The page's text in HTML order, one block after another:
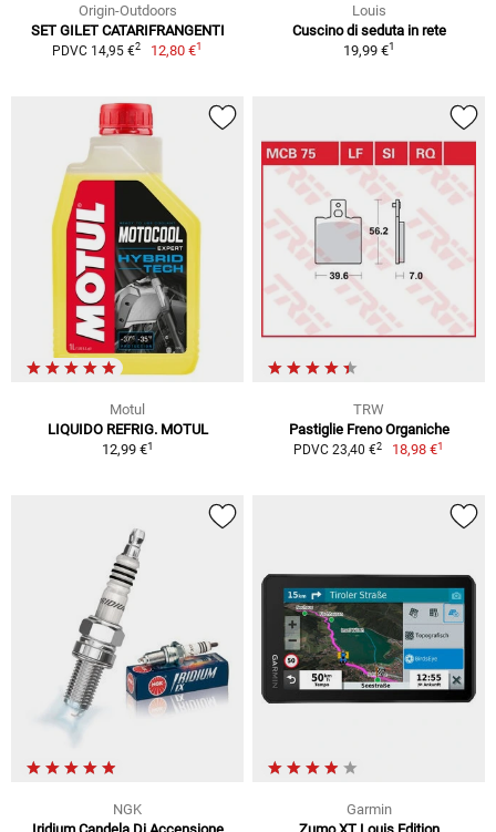
Origin-Outdoors
SET GILET CATARIFRANGENTI
PDVC 14,95 €2 12,80 €1
Louis
Cuscino di seduta in rete
19,99 €1
Motul
LIQUIDO REFRIG. MOTUL
12,99 €1
TRW
Pastiglie Freno Organiche
PDVC 23,40 €2 18,98 €1
NGK
Garmin